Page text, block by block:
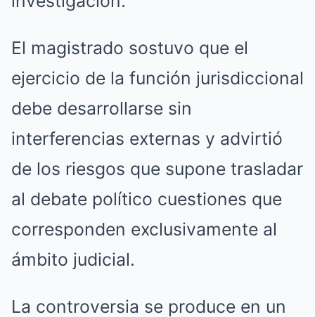
El magistrado sostuvo que el
ejercicio de la función jurisdiccional
debe desarrollarse sin
interferencias externas y advirtió
de los riesgos que supone trasladar
al debate político cuestiones que
corresponden exclusivamente al
ámbito judicial.
La controversia se produce en un